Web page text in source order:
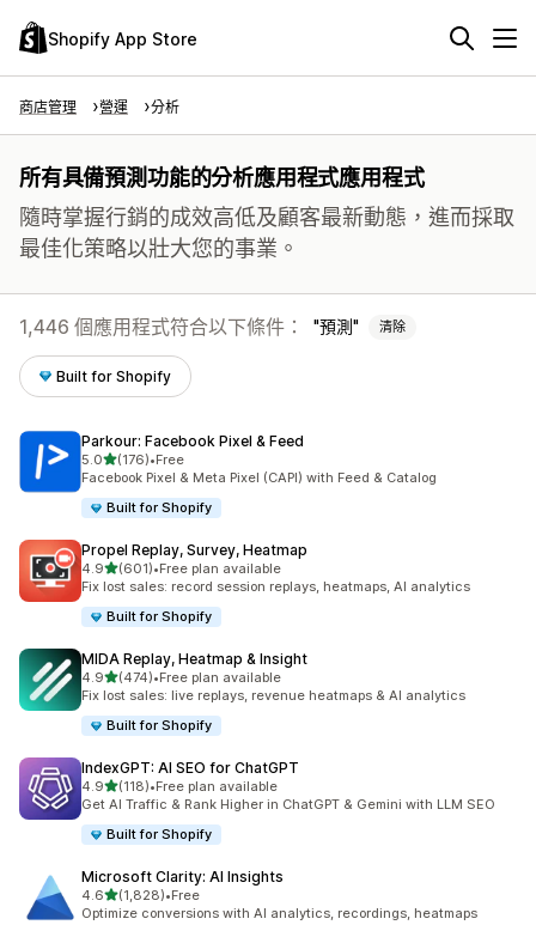
Shopify App Store
商店管理 營運 分析
所有具備預測功能的分析應用程式應用程式
隨時掌握行銷的成效高低及顧客最新動態，進而採取
最佳化策略以壯大您的事業。
1,446 個應用程式符合以下條件： 預測 清除
Built for Shopify
Parkour: Facebook Pixel & Feed
5.0滿分 5 顆星
(176)
共有 176 則評價
•Free
Facebook Pixel & Meta Pixel (CAPI) with Feed & Catalog
Built for Shopify
Propel Replay, Survey, Heatmap
4.9滿分 5 顆星
(601)
共有 601 則評價
•Free plan available
Fix lost sales: record session replays, heatmaps, AI analytics
Built for Shopify
MIDA Replay, Heatmap & Insight
4.9滿分 5 顆星
(474)
共有 474 則評價
•Free plan available
Fix lost sales: live replays, revenue heatmaps & AI analytics
Built for Shopify
IndexGPT: AI SEO for ChatGPT
4.9滿分 5 顆星
(118)
共有 118 則評價
•Free plan available
Get AI Traffic & Rank Higher in ChatGPT & Gemini with LLM SEO
Built for Shopify
Microsoft Clarity: AI Insights
4.6滿分 5 顆星
(1,828)
共有 1828 則評價
•Free
Optimize conversions with AI analytics, recordings, heatmaps